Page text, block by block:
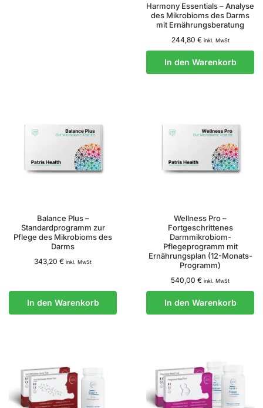
Harmony Essentials – Analyse
des Mikrobioms des Darms
mit Ernährungsberatung
244,80 € inkl. MwSt
In den Warenkorb
Balance Plus –
Standardprogramm zur
Pflege des Mikrobioms des
Darms
343,20 € inkl. MwSt
In den Warenkorb
Wellness Pro –
Fortgeschrittenes
Darmmikrobiom-
Pflegeprogramm mit
Ernährungsplan (12-Monats-
Programm)
540,00 € inkl. MwSt
In den Warenkorb